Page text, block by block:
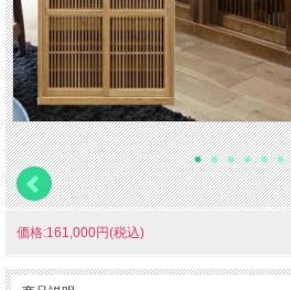
価格:161,000円(税込)